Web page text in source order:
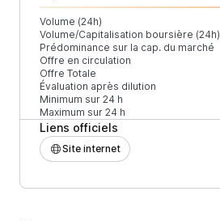
Volume (24h)
Volume/Capitalisation boursière (24h)
Prédominance sur la cap. du marché
Offre en circulation
Offre Totale
Évaluation après dilution
Minimum sur 24 h
Maximum sur 24 h
Liens officiels
Site internet